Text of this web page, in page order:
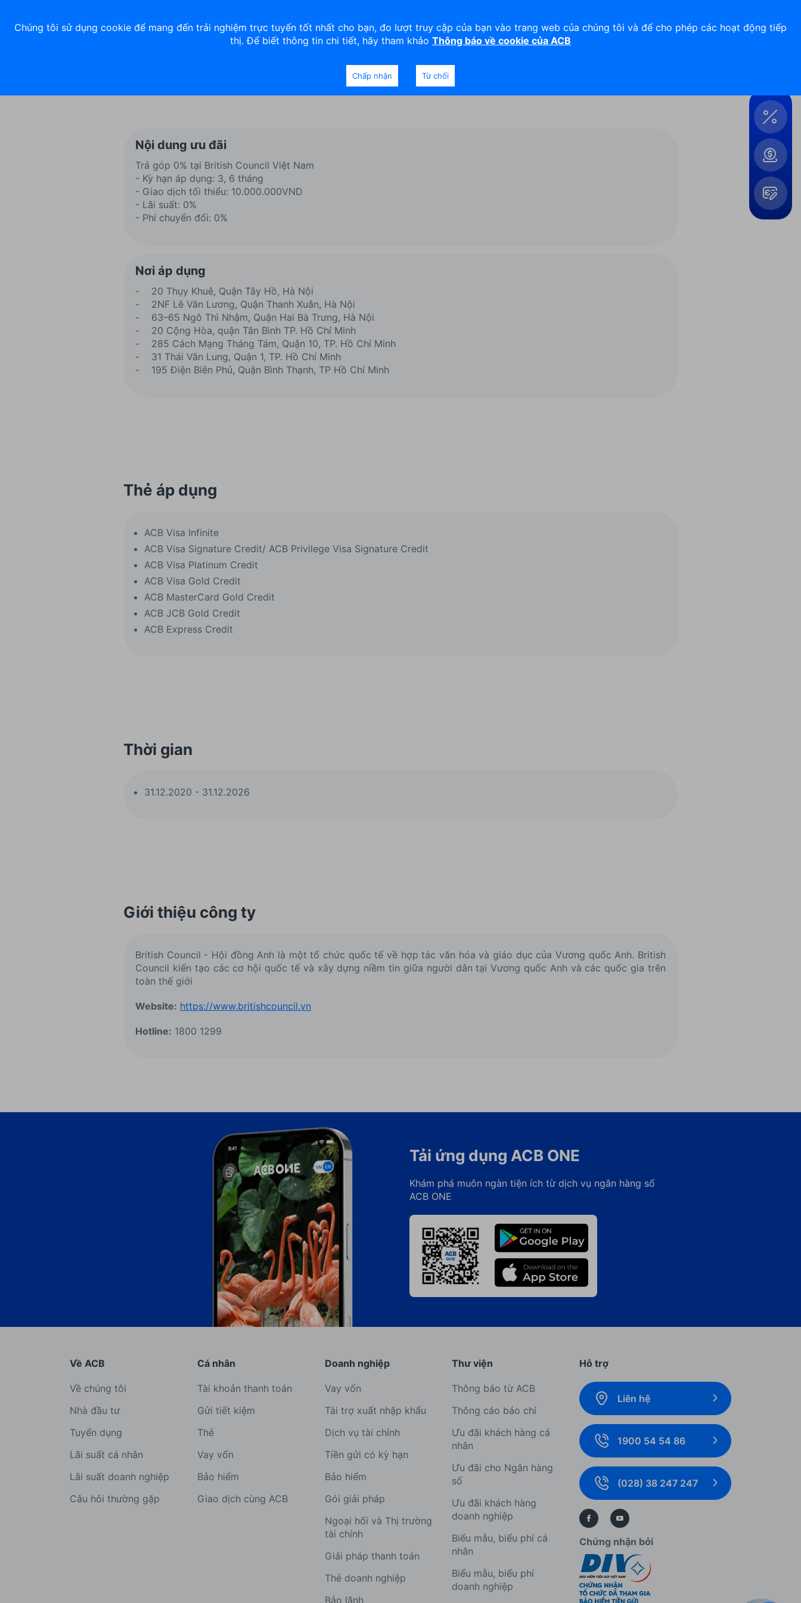
Nội dung ưu đãi
Trả góp 0% tại British Council Việt Nam
- Kỳ hạn áp dụng: 3, 6 tháng
- Giao dịch tối thiểu: 10.000.000VND
- Lãi suất: 0%
- Phí chuyển đổi: 0%
Nơi áp dụng
- 20 Thụy Khuê, Quận Tây Hồ, Hà Nội
- 2NF Lê Văn Lương, Quận Thanh Xuân, Hà Nội
- 63–65 Ngô Thì Nhậm, Quận Hai Bà Trưng, Hà Nội
- 20 Cộng Hòa, quận Tân Bình TP. Hồ Chí Minh
- 285 Cách Mạng Tháng Tám, Quận 10, TP. Hồ Chí Minh
- 31 Thái Văn Lung, Quận 1, TP. Hồ Chí Minh
- 195 Điện Biên Phủ, Quận Bình Thạnh, TP Hồ Chí Minh
Thẻ áp dụng
ACB Visa Infinite
ACB Visa Signature Credit/ ACB Privilege Visa Signature Credit
ACB Visa Platinum Credit
ACB Visa Gold Credit
ACB MasterCard Gold Credit
ACB JCB Gold Credit
ACB Express Credit
Thời gian
31.12.2020 - 31.12.2026
Giới thiệu công ty
British Council - Hội đồng Anh là một tổ chức quốc tế về hợp tác văn hóa và giáo dục của Vương quốc Anh. British
Council kiến tạo các cơ hội quốc tế và xây dựng niềm tin giữa người dân tại Vương quốc Anh và các quốc gia trên
toàn thế giới
Website: https://www.britishcouncil.vn
Hotline: 1800 1299
Tải ứng dụng ACB ONE
Khám phá muôn ngàn tiện ích từ dịch vụ ngân hàng số
ACB ONE
Về ACB
Về chúng tôi
Nhà đầu tư
Tuyển dụng
Lãi suất cá nhân
Lãi suất doanh nghiệp
Câu hỏi thường gặp
Cá nhân
Tài khoản thanh toán
Gửi tiết kiệm
Thẻ
Vay vốn
Bảo hiểm
Giao dịch cùng ACB
Doanh nghiệp
Vay vốn
Tài trợ xuất nhập khẩu
Dịch vụ tài chính
Tiền gửi có kỳ hạn
Bảo hiểm
Gói giải pháp
Ngoại hối và Thị trường
tài chính
Giải pháp thanh toán
Thẻ doanh nghiệp
Bảo lãnh
Thư viện
Thông báo từ ACB
Thông cáo báo chí
Ưu đãi khách hàng cá
nhân
Ưu đãi cho Ngân hàng
số
Ưu đãi khách hàng
doanh nghiệp
Biểu mẫu, biểu phí cá
nhân
Biểu mẫu, biểu phí
doanh nghiệp
Hỗ trợ
Liên hệ
1900 54 54 86
(028) 38 247 247
Chứng nhận bởi
Tiện
ích
Mở
Chúng tôi sử dụng cookie để mang đến trải nghiệm trực tuyến tốt nhất cho bạn, đo lượt truy cập của bạn vào trang web của chúng tôi và để cho phép các hoạt động tiếp
thị. Để biết thông tin chi tiết, hãy tham khảo Thông báo về cookie của ACB
Chấp nhận Từ chối